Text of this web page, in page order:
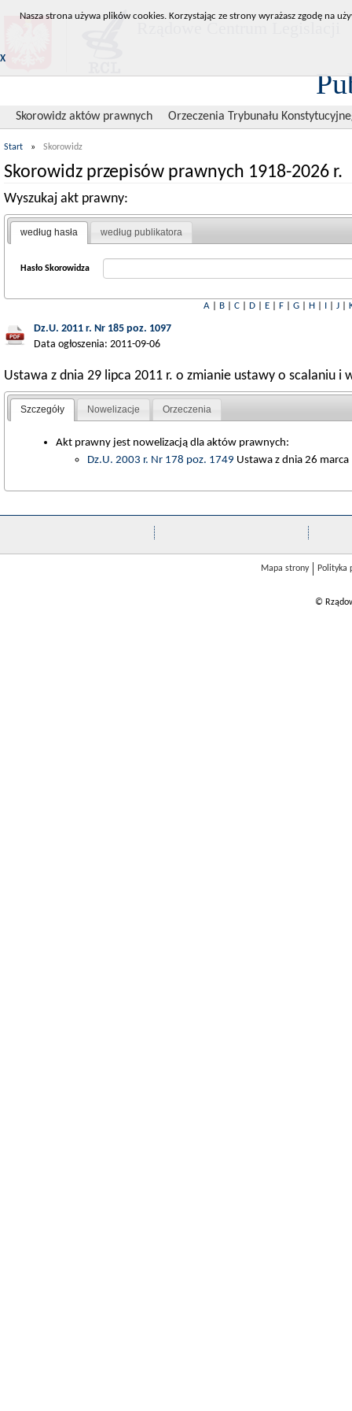
Skorowidz aktów prawnych Orzeczenia Trybunału
Start » Skorowidz
Skorowidz przepisów prawnych 1918-2026 r.
Wyszukaj akt prawny:
według hasła według publikatora
Hasło Skorowidza
A| B| C| D| E| F| G| H| I| J|
Dz.U. 2011 r. Nr 185 poz. 1097
Data ogłoszenia: 2011-09-06
Ustawa z dnia 29 lipca 2011 r. o zmianie ustawy o scalaniu i
Szczegóły Nowelizacje Orzeczenia
Akt prawny jest nowelizacją dla aktów prawnych:
Dz.U. 2003 r. Nr 178 poz. 1749 Ustawa z dnia 26
Mapa strony Polityka
©
Nasza strona używa plików cookies. Korzystając ze strony wyrażasz zgodę na
X